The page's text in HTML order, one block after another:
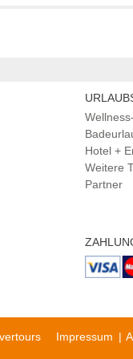
Hotel +
Weitere
Partner
Impressum